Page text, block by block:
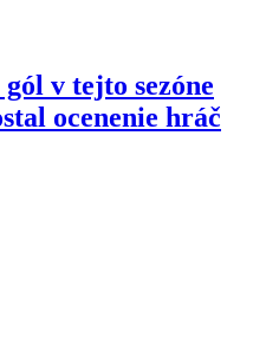
v tejto sezóne
ocenenie hráč